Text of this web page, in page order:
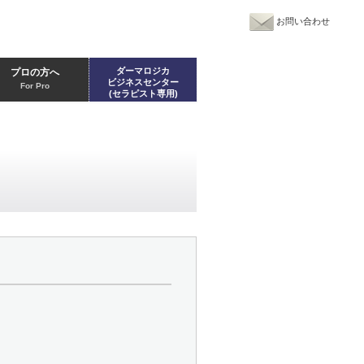
お問い合わせ
プロの方へ
For Pro
ダーマロジカ
ビジネスセンター
(セラピスト専用)